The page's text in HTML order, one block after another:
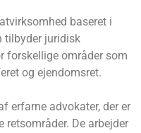
baseret i
tilbyder juridisk
forskellige områder som
og ejendomsret.
erfarne advokater, der er
retsområder. De arbejder